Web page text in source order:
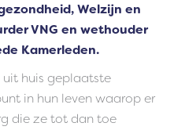
Welzijn en
VNG en wethouder
Kamerleden.
huis geplaatste
in hun leven waarop er
die ze tot dan toe